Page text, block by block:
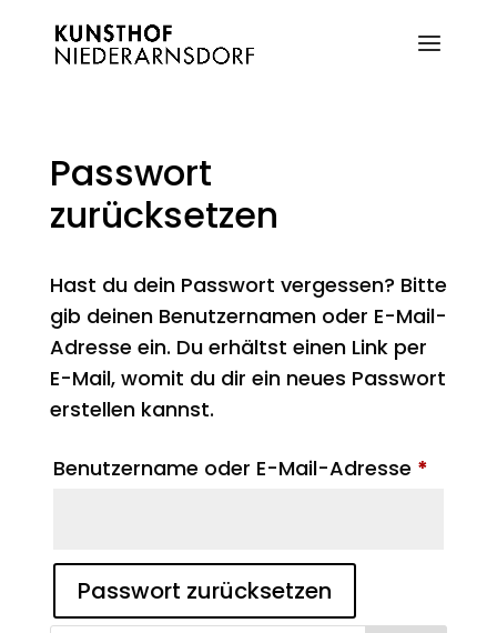
Passwort
zurücksetzen
Hast du dein Passwort vergessen? Bitte
gib deinen Benutzernamen oder E-Mail-
Adresse ein. Du erhältst einen Link per
E-Mail, womit du dir ein neues Passwort
erstellen kannst.
Benutzername oder E-Mail-Adresse *
Passwort zurücksetzen